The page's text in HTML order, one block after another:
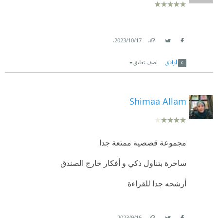
17‏/10‏/2023
.
أوافق اضف تعليق
Shimaa Allam
مجموعة قصصية ممتعة جدا
ساخرة بتناول ذكي و أفكار خارج الصندق
أرشحه جدا للقراءة